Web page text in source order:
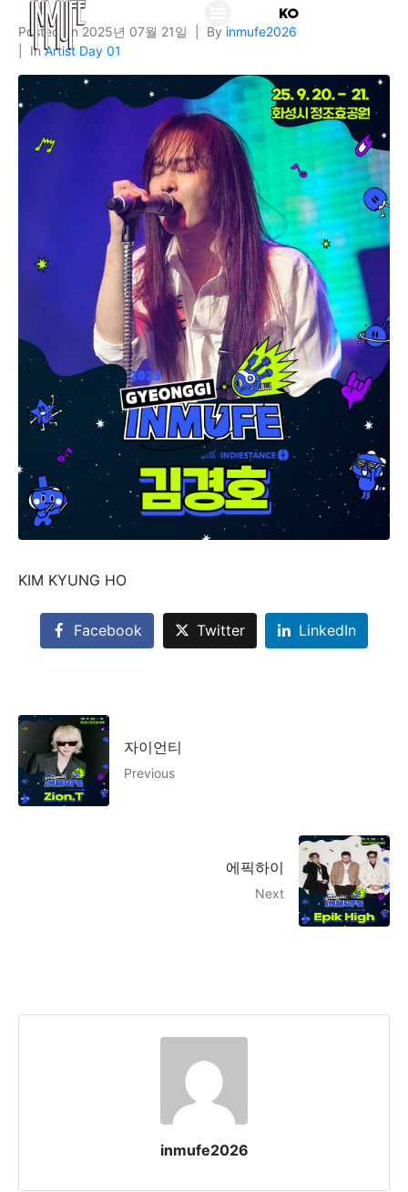
KO
Posted on 2025년 07월 21일 By inmufe2026
InArtist Day 01
KIM KYUNG HO
Facebook Twitter LinkedIn
자이언티
Previous
에픽하이
Next
inmufe2026